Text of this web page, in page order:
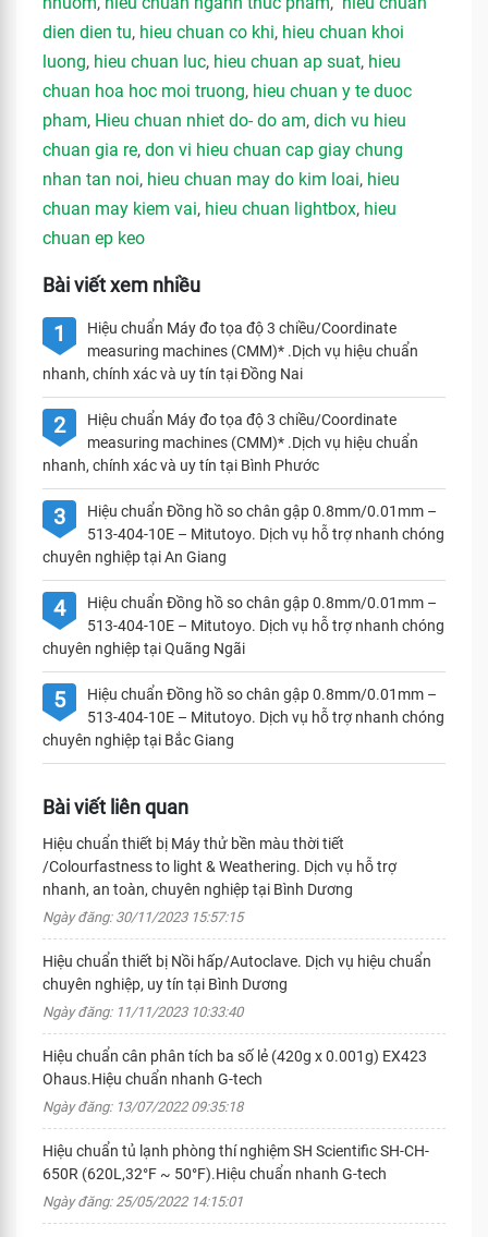
dien dien tu, hieu chuan co khi, hieu chuan khoi
luong, hieu chuan luc, hieu chuan ap suat, hieu
chuan hoa hoc moi truong, hieu chuan y te duoc
pham, Hieu chuan nhiet do- do am, dich vu hieu
chuan gia re, don vi hieu chuan cap giay chung
nhan tan noi, hieu chuan may do kim loai, hieu
chuan may kiem vai, hieu chuan lightbox, hieu
chuan ep keo
Bài viết xem nhiều
1
Hiệu chuẩn Máy đo tọa độ 3 chiều/Coordinate
measuring machines (CMM)* .Dịch vụ hiệu chuẩn
nhanh, chính xác và uy tín tại Đồng Nai
2
Hiệu chuẩn Máy đo tọa độ 3 chiều/Coordinate
measuring machines (CMM)* .Dịch vụ hiệu chuẩn
nhanh, chính xác và uy tín tại Bình Phước
3
Hiệu chuẩn Đồng hồ so chân gập 0.8mm/0.01mm –
513-404-10E – Mitutoyo. Dịch vụ hỗ trợ nhanh chóng
chuyên nghiệp tại An Giang
4
Hiệu chuẩn Đồng hồ so chân gập 0.8mm/0.01mm –
513-404-10E – Mitutoyo. Dịch vụ hỗ trợ nhanh chóng
chuyên nghiệp tại Quãng Ngãi
5
Hiệu chuẩn Đồng hồ so chân gập 0.8mm/0.01mm –
513-404-10E – Mitutoyo. Dịch vụ hỗ trợ nhanh chóng
chuyên nghiệp tại Bắc Giang
Bài viết liên quan
Hiệu chuẩn thiết bị Máy thử bền màu thời tiết
/Colourfastness to light & Weathering. Dịch vụ hỗ trợ
nhanh, an toàn, chuyên nghiệp tại Bình Dương
Ngày đăng: 30/11/2023 15:57:15
Hiệu chuẩn thiết bị Nồi hấp/Autoclave. Dịch vụ hiệu chuẩn
chuyên nghiệp, uy tín tại Bình Dương
Ngày đăng: 11/11/2023 10:33:40
Hiệu chuẩn cân phân tích ba số lẻ (420g x 0.001g) EX423
Ohaus.Hiệu chuẩn nhanh G-tech
Ngày đăng: 13/07/2022 09:35:18
Hiệu chuẩn tủ lạnh phòng thí nghiệm SH Scientific SH-CH-
650R (620L,32°F ~ 50°F).Hiệu chuẩn nhanh G-tech
Ngày đăng: 25/05/2022 14:15:01